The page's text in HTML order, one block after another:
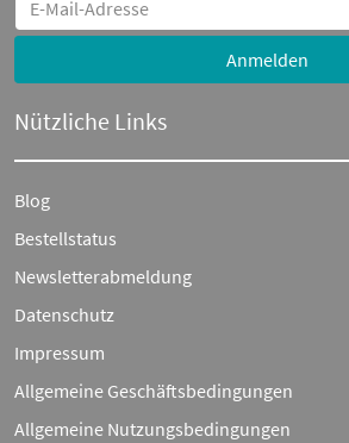
Anmelden
Nützliche Links
Blog
Bestellstatus
Newsletterabmeldung
Datenschutz
Impressum
Allgemeine Geschäftsbedingungen
Allgemeine Nutzungsbedingungen